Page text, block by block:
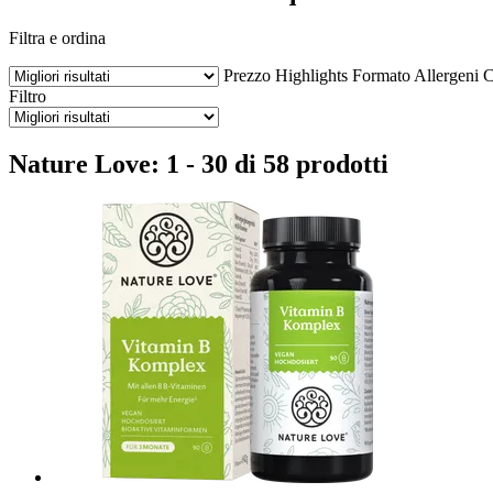
Filtra e ordina
Prezzo Highlights Formato Allergeni
Filtro
Nature Love: 1 - 30 di 58 prodotti